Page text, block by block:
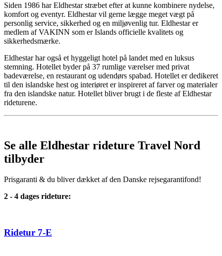
Siden 1986 har Eldhestar stræbet efter at kunne kombinere nydelse,
komfort og eventyr. Eldhestar vil gerne lægge meget vægt på
personlig service, sikkerhed og en miljøvenlig tur. Eldhestar er
medlem af VAKINN som er Islands officielle kvalitets og
sikkerhedsmærke.
Eldhestar har også et hyggeligt hotel på landet med en luksus
stemning. Hotellet byder på 37 rumlige værelser med privat
badeværelse, en restaurant og udendørs spabad. Hotellet er dedikeret
til den islandske hest og interiøret er inspireret af farver og materialer
fra den islandske natur. Hotellet bliver brugt i de fleste af Eldhestar
rideturene.
Se alle Eldhestar rideture Travel Nord
tilbyder
Prisgaranti & du bliver dækket af den Danske rejsegarantifond!
2 - 4 dages rideture:
Ridetur 7-E